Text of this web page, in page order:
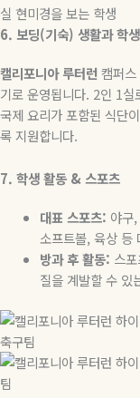
6. 보딩(기숙) 생활과학생
캘리포니아 루터런 캠퍼
기로 운영됩니다. 2인 1실
국제 요리가 포함된 식단
록 지원합니다.
7. 학생활동 &스포츠
대표 스포츠: 야구,
소프트볼, 육상 등
방과 후 활동: 스
질을 계발할 수 있